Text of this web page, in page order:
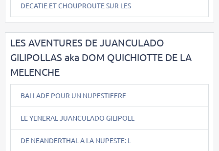
DECATIE ET CHOUPROUTE SUR LES
LES AVENTURES DE JUANCULADO
GILIPOLLAS aka DOM QUICHIOTTE DE LA
MELENCHE
BALLADE POUR UN NUPESTIFERE
LE YENERAL JUANCULADO GILIPOLL
DE NEANDERTHAL A LA NUPESTE: L